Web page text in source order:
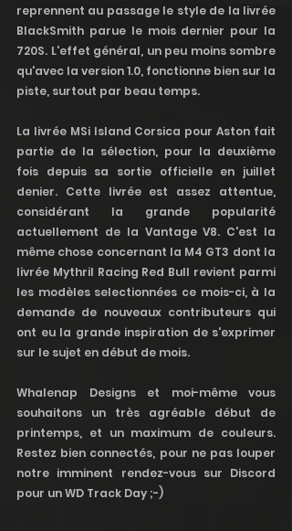
reprennent au passage le style de la livrée
BlackSmith parue le mois dernier pour la
720S. L'effet général, un peu moins sombre
qu'avec la version 1.0, fonctionne bien sur la
piste, surtout par beau temps.
La livrée MSi Island Corsica pour Aston fait
partie de la sélection, pour la deuxième
fois depuis sa sortie officielle en juillet
denier. Cette livrée est assez attentue,
considérant la grande popularité
actuellement de la Vantage V8. C'est la
même chose concernant la M4 GT3 dont la
livrée Mythril Racing Red Bull revient parmi
les modèles selectionnées ce mois-ci, à la
demande de nouveaux contributeurs qui
ont eu la grande inspiration de s'exprimer
sur le sujet en début de mois.
Whalenap Designs et moi-même vous
souhaitons un très agréable début de
printemps, et un maximum de couleurs.
Restez bien connectés, pour ne pas louper
notre imminent rendez-vous sur Discord
pour un WD Track Day ;-)